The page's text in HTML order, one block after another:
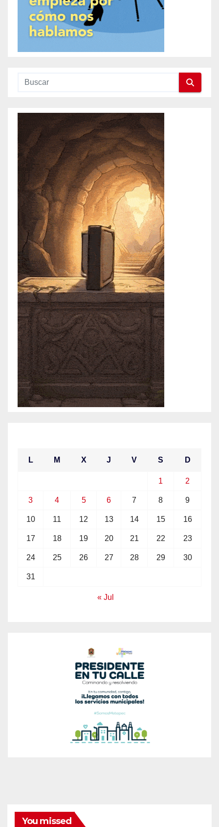
L M X J V S D
1 2
3 4 5 6 7 8 9
10 11 12 13 14 15 16
17 18 19 20 21 22 23
24 25 26 27 28 29 30
31
« Jul
You missed